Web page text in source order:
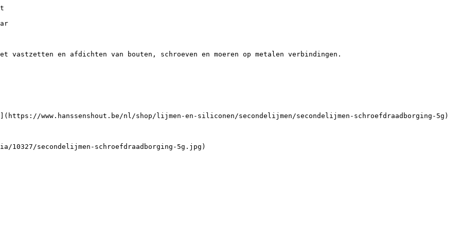
grepen-en-knoppen)
    - [Pneumatische spijkermachines en toebehoren / brads](https://www.hanssenshout.be